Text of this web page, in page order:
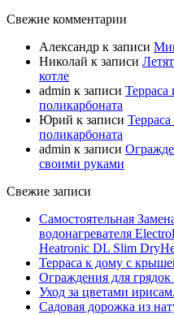
Свежие комментарии
Александр к записи
Николай к записи
котле
admin к записи
поликарбоната
Юрий к записи
поликарбоната
admin к записи
своими руками
Свежие записи
Самостоятельная
водонагревателя
Heatronic DL Slim
Терраса к дому с
Ограждения для
Уход за цветами ирисам.
Садовая дорожка из